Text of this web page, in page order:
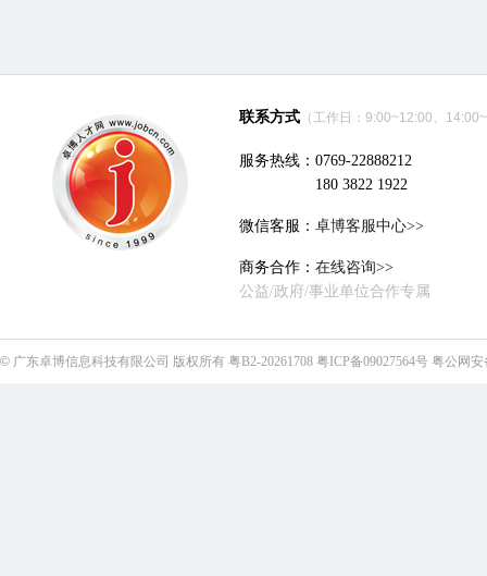
联系方式 （工作日：9:00~12:00、
服务热线：0769-22888212
180 3822 1922
微信客服： 卓博客服中心>>
商务合作： 在线咨询>>
公益/政府/事业单位合作专属
© 广东卓博信息科技有限公司 版权所有 粤B2-20261708 粤ICP备09027564号 粤公网安